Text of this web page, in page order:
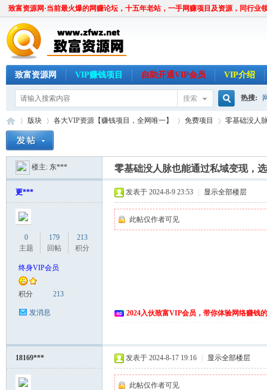
致富资源网·当前最火爆的网赚论坛，十五年老站，一手网赚项目及资源，同行业
致富资源网 VIP赚钱项目 自助开通VIP会员 VIP介绍
搜索
搜
索
热搜:
»
版块
›
各大VIP资源【赚钱项目，全网唯一】
›
免费项目
›
零基础没人
楼主: 东*** 零基础没人脉也能通过私域变现，
更***
0
主题
179
回帖
213
积分
终身VIP会员
积分 213
发消息
发表于 2024-8-9 23:53 显示全部楼层
此帖仅作者可见
2024入伙致富VIP会员，带你体验网络赚钱
18169*** 发表于 2024-8-17 19:16 显示全部楼层
此帖仅作者可见